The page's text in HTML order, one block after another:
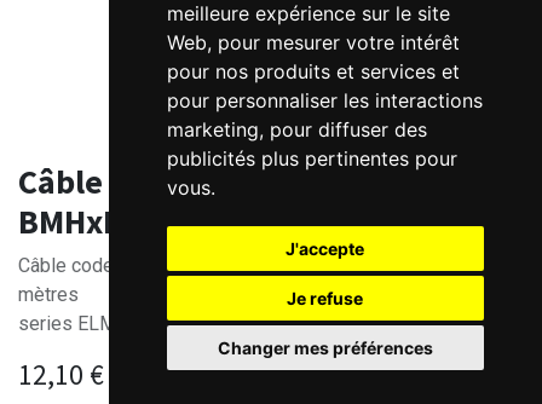
meilleure expérience sur le site
Web, pour mesurer votre intérêt
pour nos produits et services et
pour personnaliser les interactions
marketing, pour diffuser des
publicités plus pertinentes pour
vous.
J'accepte
Je refuse
Changer mes préférences
Câble codeur Leadshine série
BMHxMx-114-TS
Câble codeur pour servomoteur brushless Leadshine x
mètres
series ELM1H et ELM2H
12,10 €